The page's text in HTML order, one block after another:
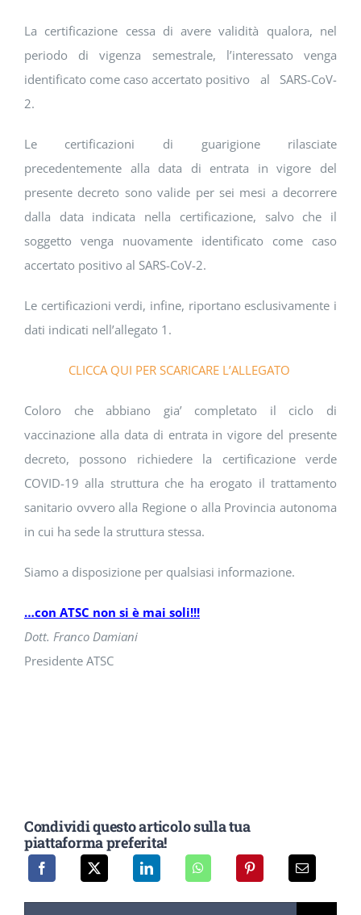
La certificazione cessa di avere validità qualora, nel
periodo di vigenza semestrale, l’interessato venga
identificato come caso accertato positivo al SARS-CoV-
2.
Le certificazioni di guarigione rilasciate
precedentemente alla data di entrata in vigore del
presente decreto sono valide per sei mesi a decorrere
dalla data indicata nella certificazione, salvo che il
soggetto venga nuovamente identificato come caso
accertato positivo al SARS-CoV-2.
Le certificazioni verdi, infine, riportano esclusivamente i
dati indicati nell’allegato 1.
CLICCA QUI PER SCARICARE L’ALLEGATO
Coloro che abbiano gia’ completato il ciclo di
vaccinazione alla data di entrata in vigore del presente
decreto, possono richiedere la certificazione verde
COVID-19 alla struttura che ha erogato il trattamento
sanitario ovvero alla Regione o alla Provincia autonoma
in cui ha sede la struttura stessa.
Siamo a disposizione per qualsiasi informazione.
…con ATSC non si è mai soli!!!
Dott. Franco Damiani
Presidente ATSC
Condividi questo articolo sulla tua
piattaforma preferita!